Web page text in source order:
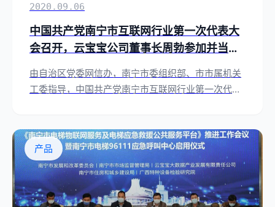
2020.09.06
中国共产党南宁市互联网行业第一次代表大
会召开，云宝宝公司董事长周勃参加并当选
由自治区党委网信办，南宁市委组织部、市市属机关
工委指导，中国共产党南宁市互联网行业第一次代表
产品